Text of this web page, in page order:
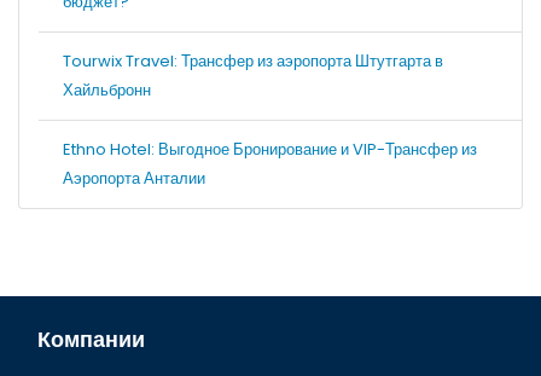
Tourwix Travel: Трансфер из аэропорта Штутгарта в
Хайльбронн
Ethno Hotel: Выгодное Бронирование и VIP-Трансфер из
Аэропорта Анталии
Компании